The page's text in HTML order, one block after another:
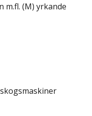
m.fl. (M) yrkande